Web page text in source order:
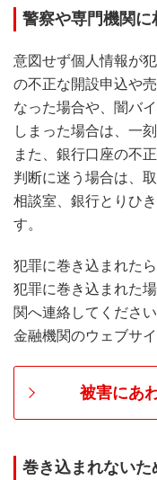
警察や専門機関に
意図せず個人情報が
の不正な開設申込や
なった場合や、闇バ
しまった場合は、一
また、銀行口座の不
判断に迷う場合は、
相談室、銀行とりひ
す。
犯罪に巻き込まれたら
犯罪に巻き込まれた
関へ連絡してくださ
金融機関のウェブサ
被害にあ
巻き込まれないた